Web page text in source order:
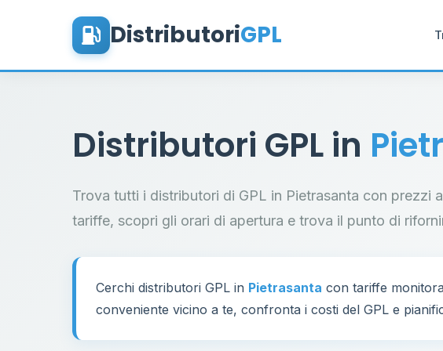
DistributoriGPL
Distributori GPL in
Trova tutti i distributori di GPL in Pietrasanta con prezzi
tariffe, scopri gli orari di apertura e trova il punto di
Cerchi distributori GPL in Pietrasanta con tariffe
conveniente vicino a te, confronta i costi del GPL e